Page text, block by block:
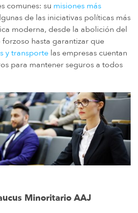
comunes: su misiones más
de las iniciativas políticas más
moderna, desde la abolición del
hasta garantizar que
y transporte las empresas cuentan
para mantener seguros a todos
Minoritario AAJ